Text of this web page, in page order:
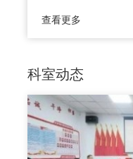
内中医领域具有较
形成优势互补、共
首批“全国综合医
感染科共同申报，获
室”，2014年获药物
查看更多
科室动态